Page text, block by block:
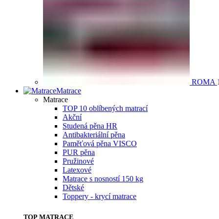
ROMA
Matrace
Matrace
TOP 10 oblíbených matrací
Akční
Studená pěna HR
Antibakteriální pěna
Paměťová pěna VISCO
PUR pěna
Pružinové
Latexové
Matrace s nosností 150 kg
Dětské
Toppery - krycí matrace
TOP MATRACE